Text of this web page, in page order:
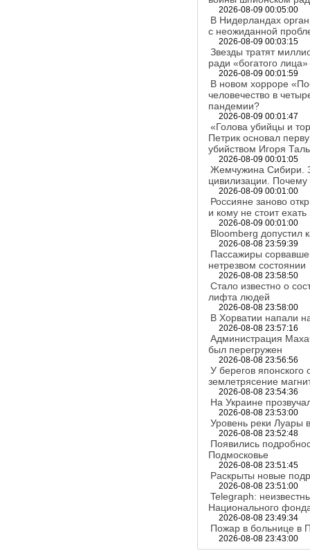
2026-08-09 00:05:00
В Нидерландах
с неожиданной
2026-08-09 00:03:15
Звезды тратят
ради «богатого
2026-08-09 00:01:59
В новом хорроре
человечество в
пандемии?
2026-08-09 00:01:47
«Голова убийцы и
Петрик основал
убийством Игоря
2026-08-09 00:01:05
Жемчужина Сибири.
цивилизации.
2026-08-09 00:01:00
Россияне заново
и кому не стоит
2026-08-09 00:01:00
Bloomberg допустил
2026-08-08 23:59:39
Пассажиры
нетрезвом состоянии
2026-08-08 23:58:50
Стало известно о
лифта людей
2026-08-08 23:58:00
В Хорватии напали
2026-08-08 23:57:16
Администрация
был перегружен
2026-08-08 23:56:56
У берегов
землетрясение
2026-08-08 23:54:36
На Украине
2026-08-08 23:53:00
Уровень реки Луары
2026-08-08 23:52:48
Появились
Подмосковье
2026-08-08 23:51:45
Раскрыты новые
2026-08-08 23:51:00
Telegraph:
Национального
2026-08-08 23:49:34
Пожар в больнице в
2026-08-08 23:43:00